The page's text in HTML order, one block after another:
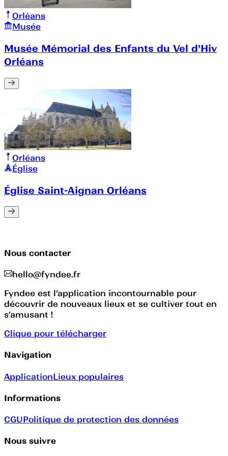
Orléans
Musée
Musée Mémorial des Enfants du Vel d'Hiv
Orléans
Orléans
Église
Église Saint-Aignan Orléans
Nous contacter
hello@fyndee.fr
Fyndee est l’application incontournable pour
découvrir de nouveaux lieux et se cultiver tout en
s’amusant !
Clique pour télécharger
Navigation
ApplicationLieux populaires
Informations
CGUPolitique de protection des données
Nous suivre